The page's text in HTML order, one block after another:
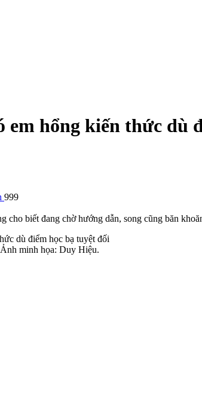
em hổng kiến thức dù
999
cho biết đang chờ hướng dẫn, song cũng băn
minh họa: Duy Hiệu.